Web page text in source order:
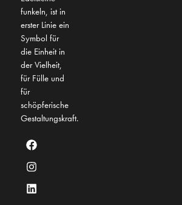
funkeln, ist in
erster Linie ein
Symbol für
die Einheit in
der Vielheit,
für Fülle und
für
schöpferische
Gestaltungskraft.